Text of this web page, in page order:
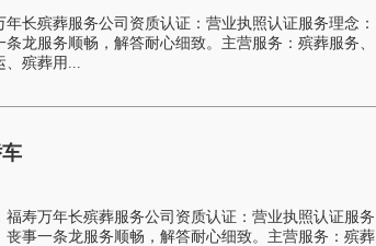
长殡葬服务公司资质认证：营业执照认证服务理念：
龙服务顺畅，解答耐心细致。主营服务：殡葬服务、
殡葬用...
寿万年长殡葬服务公司资质认证：营业执照认证服务
事一条龙服务顺畅，解答耐心细致。主营服务：殡葬